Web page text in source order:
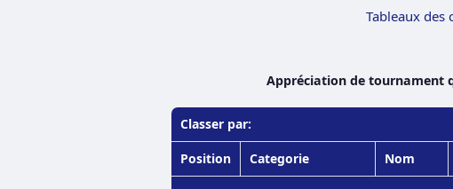
Tableaux des
Appréciation de tournament
Classer par:
Position Categorie Nom